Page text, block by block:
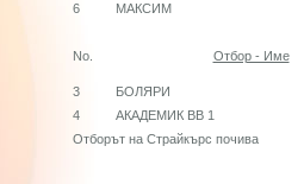
6
МАКСИМ
No. Отбор - Име
3
БОЛЯРИ
4
АКАДЕМИК ВВ 1
Отборът на Страйкърс почива